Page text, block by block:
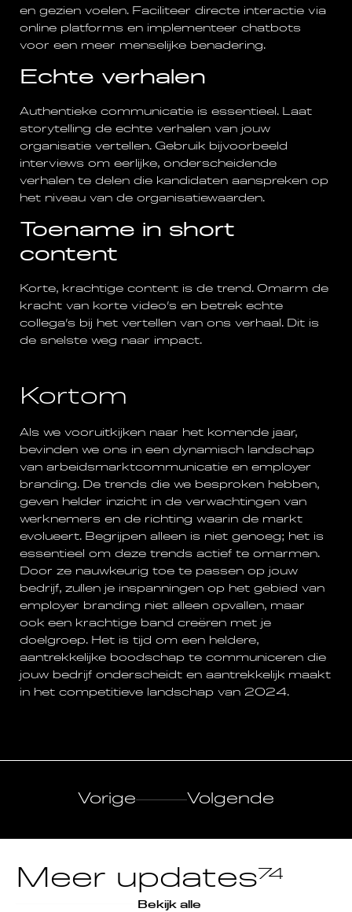
en gezien voelen. Faciliteer directe interactie via
online platforms en implementeer chatbots
voor een meer menselijke benadering.
Echte verhalen
Authentieke communicatie is essentieel. Laat
storytelling de echte verhalen van jouw
organisatie vertellen. Gebruik bijvoorbeeld
interviews om eerlijke, onderscheidende
verhalen te delen die kandidaten aanspreken op
het niveau van de organisatiewaarden.
Toename in short
content
Korte, krachtige content is de trend. Omarm de
kracht van korte video’s en betrek echte
collega’s bij het vertellen van ons verhaal. Dit is
de snelste weg naar impact.
Kortom
Als we vooruitkijken naar het komende jaar,
bevinden we ons in een dynamisch landschap
van arbeidsmarktcommunicatie en employer
branding. De trends die we besproken hebben,
geven helder inzicht in de verwachtingen van
werknemers en de richting waarin de markt
evolueert. Begrijpen alleen is niet genoeg; het is
essentieel om deze trends actief te omarmen.
Door ze nauwkeurig toe te passen op jouw
bedrijf, zullen je inspanningen op het gebied van
employer branding niet alleen opvallen, maar
ook een krachtige band creëren met je
doelgroep. Het is tijd om een heldere,
aantrekkelijke boodschap te communiceren die
jouw bedrijf onderscheidt en aantrekkelijk maakt
in het competitieve landschap van 2024.
Vorige Volgende
Meer updates74
Bekijk alle